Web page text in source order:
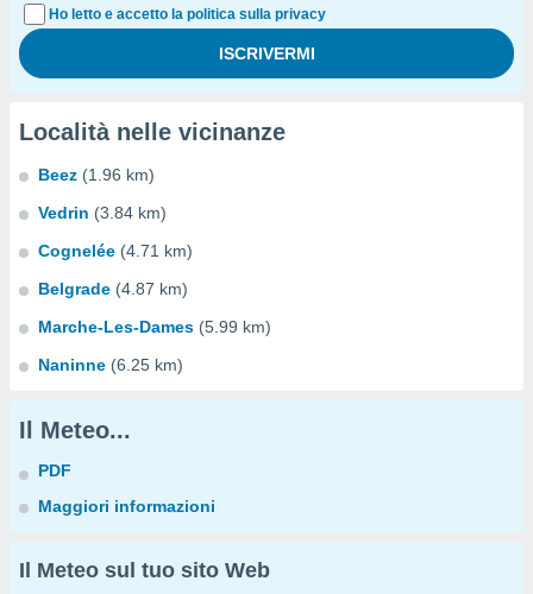
Ho letto e accetto la politica sulla privacy
Località nelle vicinanze
Beez (1.96 km)
Vedrin (3.84 km)
Cognelée (4.71 km)
Belgrade (4.87 km)
Marche-Les-Dames (5.99 km)
Naninne (6.25 km)
Il Meteo...
PDF
Maggiori informazioni
Il Meteo sul tuo sito Web